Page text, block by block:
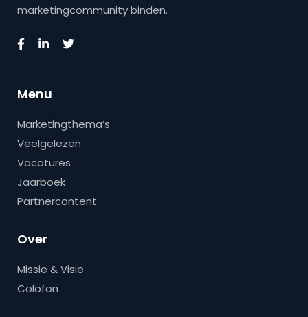
marketingcommunity binden.
Menu
Marketingthema’s
Veelgelezen
Vacatures
Jaarboek
Partnercontent
Over
Missie & Visie
Colofon